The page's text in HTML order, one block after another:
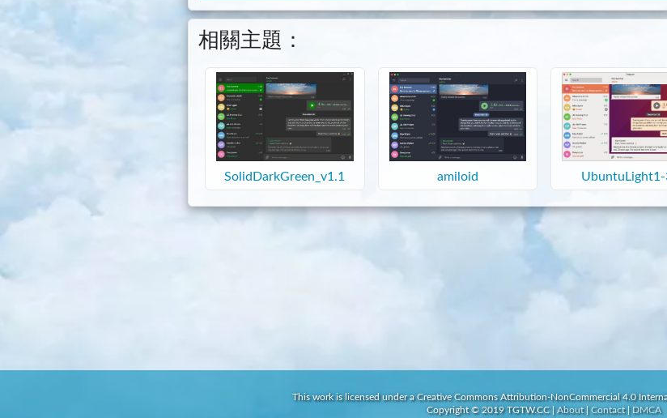
相關主題：
SolidDarkGreen_v1.1 amiloid
This work is licensed under a Creative Commons Attribution-NonCommercial 4.0
Copyright © 2019 TGTW.CC|About|Contact| DMCA